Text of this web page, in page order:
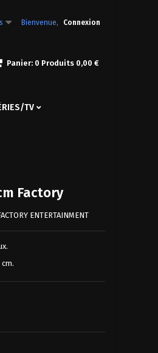
Bienvenue, Connexion
Panier: 0 Produits 0,00 €
TV
Promo!
-10%
Factory
ENTERTAINMENT